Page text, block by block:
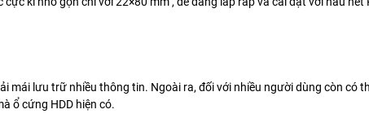
mái lưu trữ nhiều thông tin. Ngoài ra, đối với nhiều người dùng còn có
ổ cứng HDD hiện có.